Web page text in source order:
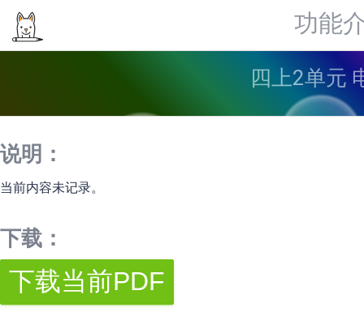
功能
四上2单元
说明：
当前内容未记录。
下载：